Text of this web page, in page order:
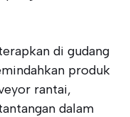
di gudang
produk
rantai,
dalam